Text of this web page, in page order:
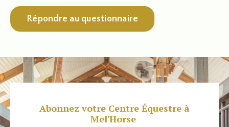
Répondre au questionnaire
Abonnez votre Centre Équestre à
Mel'Horse